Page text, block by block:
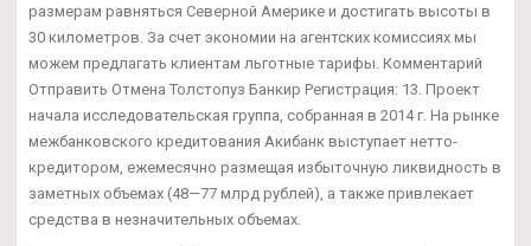
размерам равняться Северной Америке и достигать высоты в
30 километров. За счет экономии на агентских комиссиях мы
можем предлагать клиентам льготные тарифы. Комментарий
Отправить Отмена Толстопуз Банкир Регистрация: 13. Проект
начала исследовательская группа, собранная в 2014 г. На рынке
межбанковского кредитования Акибанк выступает нетто-
кредитором, ежемесячно размещая избыточную ликвидность в
заметных объемах (48—77 млрд рублей), а также привлекает
средства в незначительных объемах.